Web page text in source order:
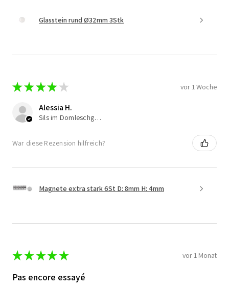
Glasstein rund Ø32mm 3Stk
★★ ★★ ★ vor 1 Woche
Alessia H.
Sils im Domleschg, Switzerland
War diese Rezension hilfreich?
Magnete extra stark 6St D: 8mm H: 4mm
★★ ★★★ vor 1 Monat
Pas encore essayé